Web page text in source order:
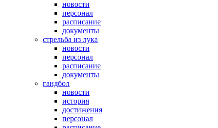
новости
персонал
расписание
документы
стрельба из лука
новости
персонал
расписание
документы
гандбол
новости
история
достижения
персонал